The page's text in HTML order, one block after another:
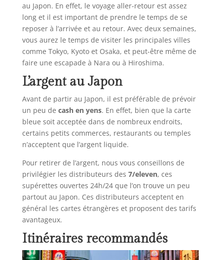
au Japon. En effet, le voyage aller-retour est assez
long et il est important de prendre le temps de se
reposer à l’arrivée et au retour. Avec deux semaines,
vous aurez le temps de visiter les principales villes
comme Tokyo, Kyoto et Osaka, et peut-être même de
faire une escapade à Nara ou à Hiroshima.
L’argent au Japon
Avant de partir au Japon, il est préférable de prévoir
un peu de cash en yens. En effet, bien que la carte
bleue soit acceptée dans de nombreux endroits,
certains petits commerces, restaurants ou temples
n’acceptent que l’argent liquide.
Pour retirer de l’argent, nous vous conseillons de
privilégier les distributeurs des 7/eleven, ces
supérettes ouvertes 24h/24 que l’on trouve un peu
partout au Japon. Ces distributeurs acceptent en
général les cartes étrangères et proposent des tarifs
avantageux.
Itinéraires recommandés